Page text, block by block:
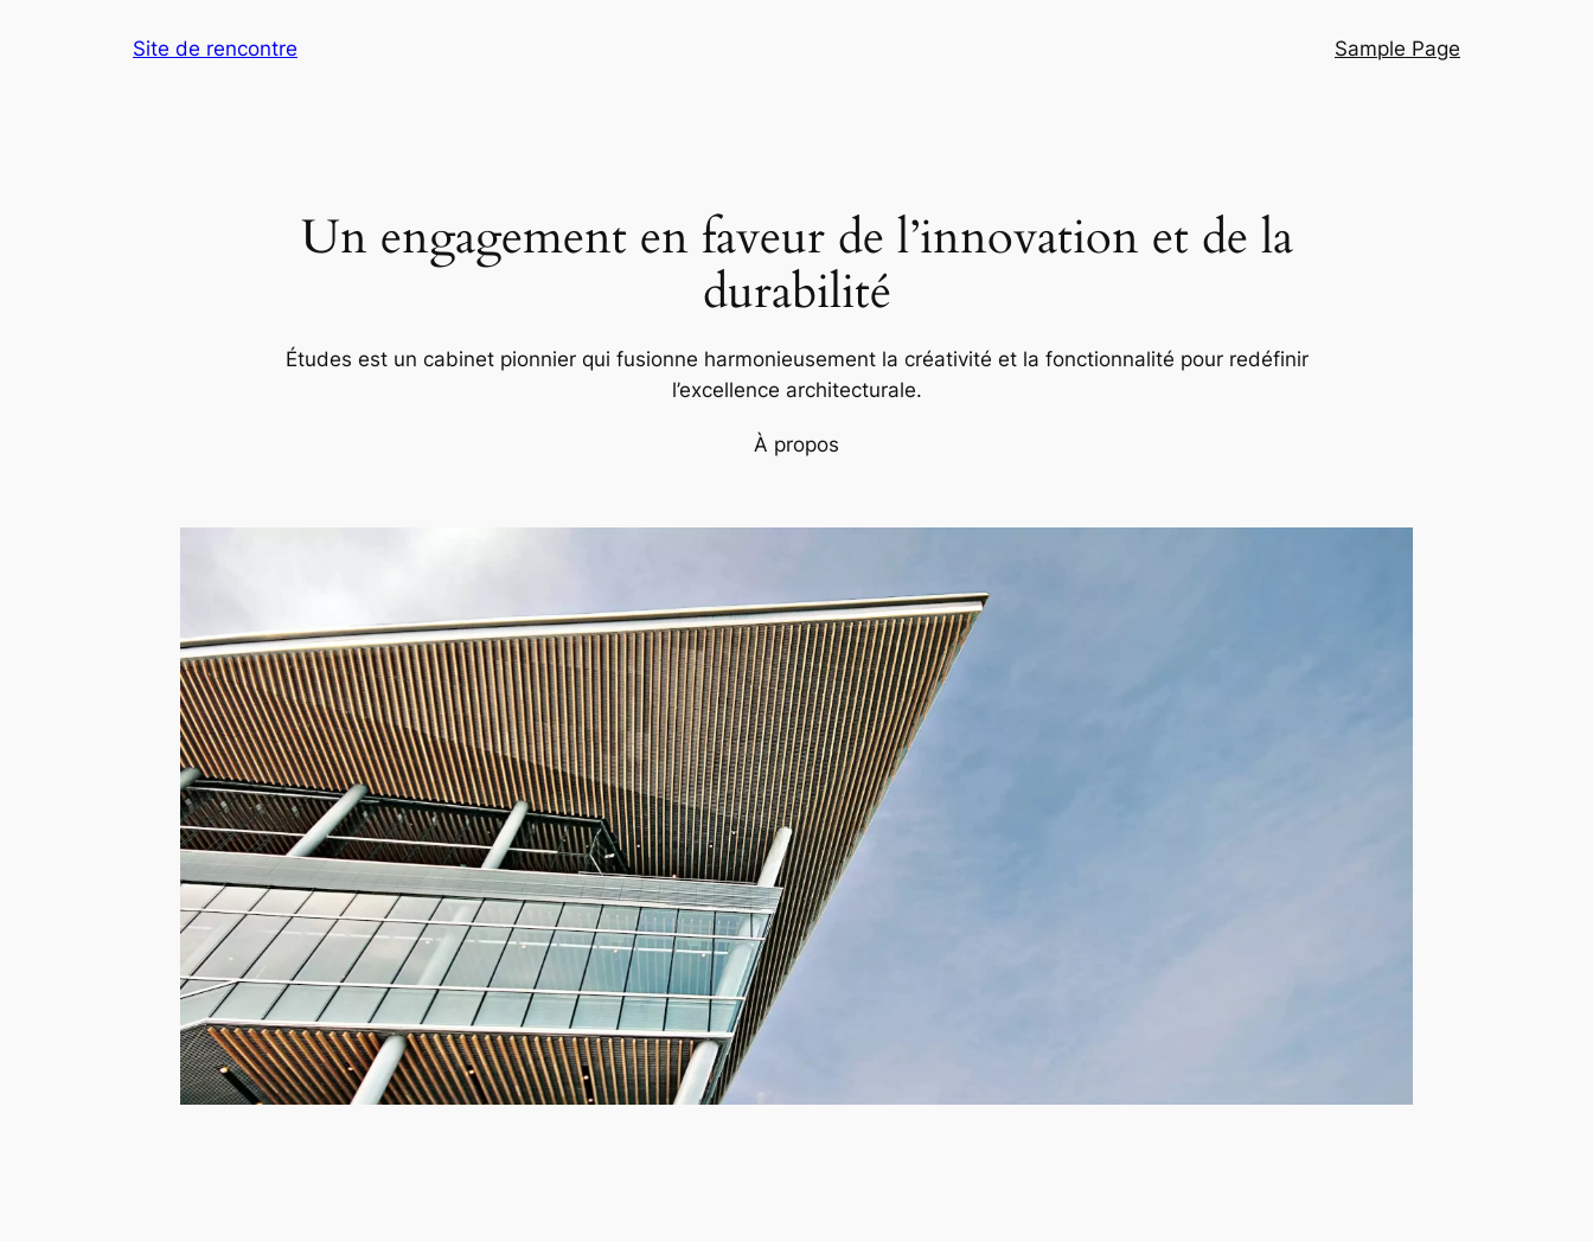
Site de rencontre Sample Page
Un engagement en faveur de l’innovation et de la
durabilité
Études est un cabinet pionnier qui fusionne harmonieusement la créativité et la fonctionnalité pour redéfinir
l’excellence architecturale.
À propos